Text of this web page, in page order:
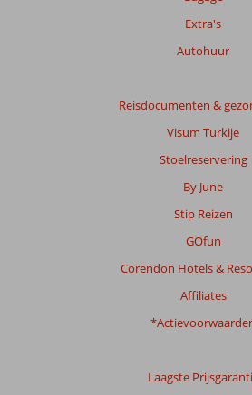
Extra's
Autohuur
Reisdocumenten &
Visum Turkije
Stoelreservering
By June
Stip Reizen
GOfun
Corendon Hotels &
Affiliates
Laagste